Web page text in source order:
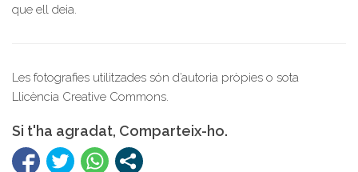
que ell deia.
Les fotografies utilitzades són d’autoria pròpies o sota
Llicència Creative Commons.
Si t'ha agradat, Comparteix-ho.